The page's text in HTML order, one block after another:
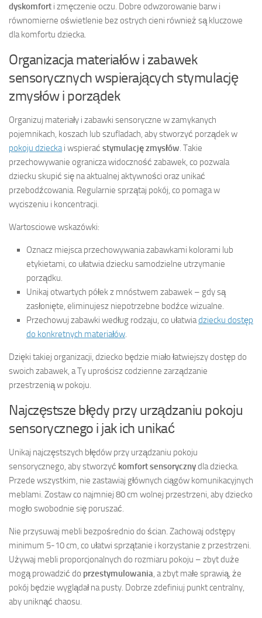
dyskomfort i zmęczenie oczu. Dobre odwzorowanie barw i
równomierne oświetlenie bez ostrych cieni również są kluczowe
dla komfortu dziecka.
Organizacja materiałów i zabawek
sensorycznych wspierających stymulację
zmysłów i porządek
Organizuj materiały i zabawki sensoryczne w zamykanych
pojemnikach, koszach lub szufladach, aby stworzyć porządek w
pokoju dziecka i wspierać stymulację zmysłów . Takie
przechowywanie ogranicza widoczność zabawek, co pozwala
dziecku skupić się na aktualnej aktywności oraz unikać
przebodźcowania. Regularnie sprzątaj pokój, co pomaga w
wyciszeniu i koncentracji.
Wartosciowe wskazówki:
Oznacz miejsca przechowywania zabawkami kolorami lub
etykietami, co ułatwia dziecku samodzielne utrzymanie
porządku.
Unikaj otwartych półek z mnóstwem zabawek – gdy są
zasłonięte, eliminujesz niepotrzebne bodźce wizualne.
Przechowuj zabawki według rodzaju, co ułatwiadziecku dostęp
do konkretnych materiałów
Dzięki takiej organizacji, dziecko będzie miało łatwiejszy dostęp do
swoich zabawek, a Ty uprościsz codzienne zarządzanie
przestrzenią w pokoju.
Najczęstsze błędy przy urządzaniu pokoju
sensorycznego i jak ich unikać
Unikaj najczęstszych błędów przy urządzaniu pokoju
sensorycznego, aby stworzyć komfort sensorycznydla dziecka.
Przede wszystkim, nie zastawiaj głównych ciągów komunikacyjnych
meblami. Zostaw co najmniej 80 cm wolnej przestrzeni, aby dziecko
mogło swobodnie się poruszać.
Nie przysuwaj mebli bezpośrednio do ścian. Zachowaj odstępy
minimum 5-10 cm, co ułatwi sprzątanie i korzystanie z przestrzeni.
Używaj mebli proporcjonalnych do rozmiaru pokoju – zbyt duże
mogą prowadzić do przestymulowania , a zbyt małe sprawią, że
pokój będzie wyglądał na pusty. Dobrze zdefiniuj punkt centralny,
aby uniknąć chaosu.